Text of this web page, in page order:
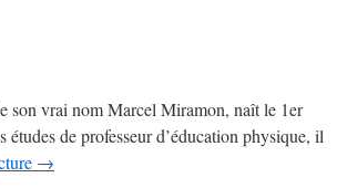
son vrai nom Marcel Miramon, naît le 1er
de professeur d’éducation physique, il
→